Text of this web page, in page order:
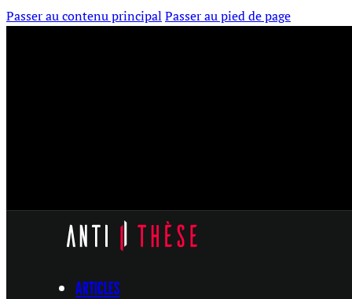
Passer au contenu principal Passer au pied de page
ARTICLES